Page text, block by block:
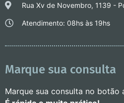
Rua Xv de Novembro, 1139 -
Atendimento: 08hs às 19hs
Marque sua consulta
Marque sua consulta no botão